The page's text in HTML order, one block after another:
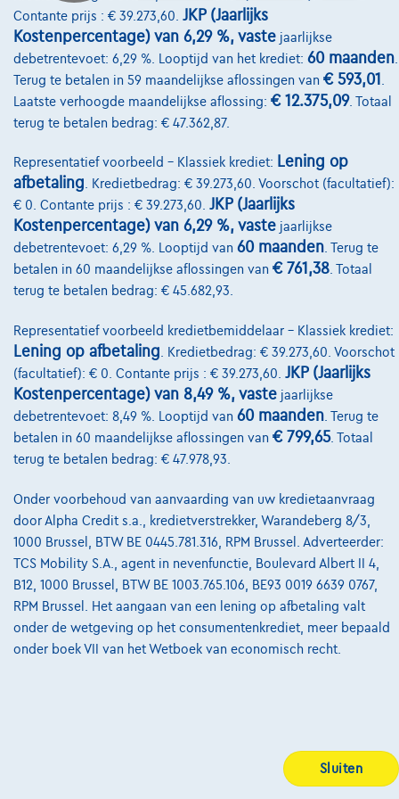
Contante prijs : € 39.273,60. JKP (Jaarlijks
Kostenpercentage) van 6,29 %, vaste jaarlijkse
debetrentevoet: 6,29 %. Looptijd van het krediet: 60 maanden
Terug te betalen in 59 maandelijkse aflossingen van € 593,01
Laatste verhoogde maandelijkse aflossing: € 12.375,09. Totaal
terug te betalen bedrag: € 47.362,87.
Representatief voorbeeld – Klassiek krediet: Lening op
afbetaling. Kredietbedrag: € 39.273,60. Voorschot (facultatief):
€ 0. Contante prijs : € 39.273,60. JKP (Jaarlijks
Kostenpercentage) van 6,29 %, vaste jaarlijkse
debetrentevoet: 6,29 %. Looptijd van 60 maanden. Terug te
betalen in 60 maandelijkse aflossingen van € 761,38. Totaal
terug te betalen bedrag: € 45.682,93.
Representatief voorbeeld kredietbemiddelaar – Klassiek krediet:
Lening op afbetaling. Kredietbedrag: € 39.273,60. Voorschot
(facultatief): € 0. Contante prijs : € 39.273,60. JKP (Jaarlijks
Kostenpercentage) van 8,49 %, vaste jaarlijkse
debetrentevoet: 8,49 %. Looptijd van 60 maanden. Terug te
betalen in 60 maandelijkse aflossingen van € 799,65. Totaal
terug te betalen bedrag: € 47.978,93.
Onder voorbehoud van aanvaarding van uw kredietaanvraag
door Alpha Credit s.a., kredietverstrekker, Warandeberg 8/3,
1000 Brussel, BTW BE 0445.781.316, RPM Brussel. Adverteerder:
TCS Mobility S.A., agent in nevenfunctie, Boulevard Albert II 4,
B12, 1000 Brussel, BTW BE 1003.765.106, BE93 0019 6639 0767,
RPM Brussel. Het aangaan van een lening op afbetaling valt
onder de wetgeving op het consumentenkrediet, meer bepaald
onder boek VII van het Wetboek van economisch recht.
Sluiten
Wie zijn we
Kwaliteitscharter
Onze dealers
Onze partners
Onze team
Contact
@2024 TCS Mobility SA/NV Copyright
Bijstandsvoorwaarden
Privacyverklaring
Cookiebeleid
Kwaliteitscharter
Login